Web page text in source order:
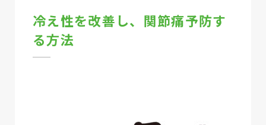
冷え性を改善し、関節痛予防す
る方法